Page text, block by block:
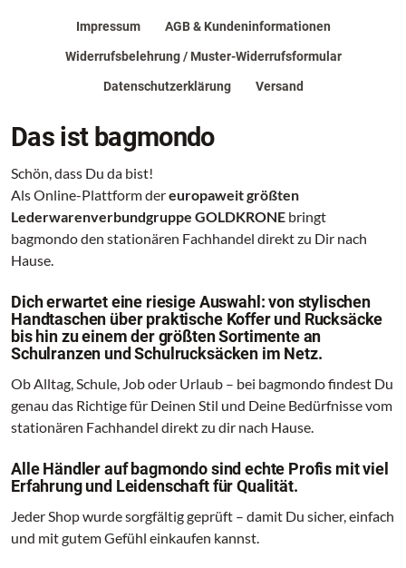
Impressum AGB & Kundeninformationen
Widerrufsbelehrung / Muster-Widerrufsformular
Datenschutzerklärung Versand
Das ist bagmondo
Schön, dass Du da bist!
Als Online-Plattform dereuropaweit größten
Lederwarenverbundgruppe GOLDKRONE bringt
bagmondo den stationären Fachhandel direkt zu Dir nach
Hause.
Dich erwartet eine riesige Auswahl: von stylischen
Handtaschen über praktische Koffer und Rucksäcke
bis hin zu einem der größten Sortimente an
Schulranzen und Schulrucksäcken im Netz.
Ob Alltag, Schule, Job oder Urlaub – bei bagmondo findest Du
genau das Richtige für Deinen Stil und Deine Bedürfnisse vom
stationären Fachhandel direkt zu dir nach Hause.
Alle Händler auf bagmondo sind echte Profis mit viel
Erfahrung und Leidenschaft für Qualität.
Jeder Shop wurde sorgfältig geprüft – damit Du sicher, einfach
und mit gutem Gefühl einkaufen kannst.